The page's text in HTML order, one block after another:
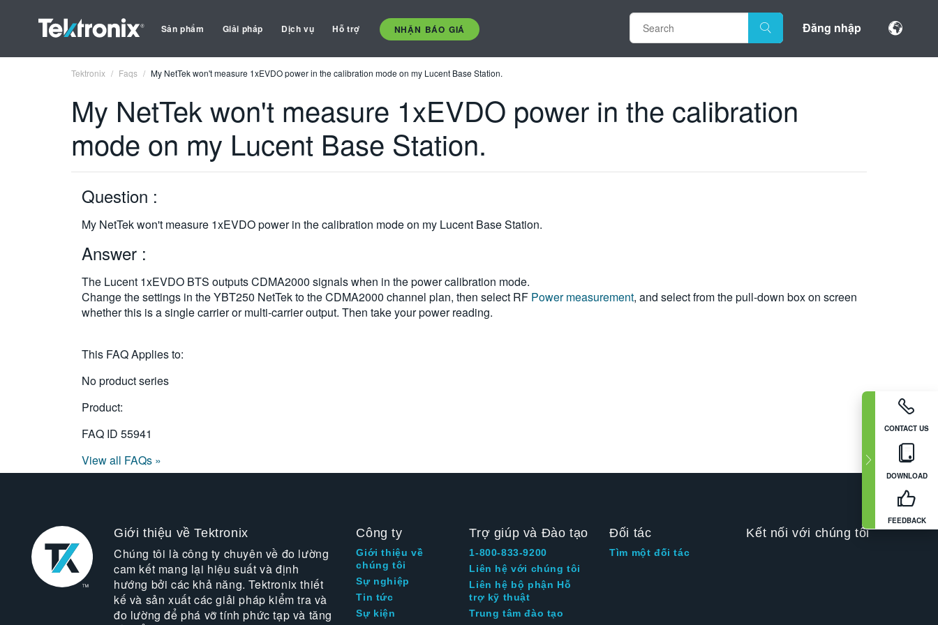
Sản phẩm Giải pháp Dịch vụ Hỗ trợ NHẬN BÁO GIÁ Đăng nhập
CONTACT US
DOWNLOAD
FEEDBACK
Tektronix Faqs My NetTek won't measure 1xEVDO power in the calibration mode on my Lucent Base Station.
My NetTek won't measure 1xEVDO power in the calibration
mode on my Lucent Base Station.
Question :
My NetTek won't measure 1xEVDO power in the calibration mode on my Lucent Base Station.
Answer :
The Lucent 1xEVDO BTS outputs CDMA2000 signals when in the power calibration mode.
Change the settings in the YBT250 NetTek to the CDMA2000 channel plan, then select RF Power measurement, and select from the pull-down box on screen
whether this is a single carrier or multi-carrier output. Then take your power reading.
This FAQ Applies to:
No product series
Product:
FAQ ID 55941
View all FAQs »
Giới thiệu về Tektronix
Chúng tôi là công ty chuyên về đo lường
cam kết mang lại hiệu suất và định
hướng bởi các khả năng. Tektronix thiết
kế và sản xuất các giải pháp kiểm tra và
đo lường để phá vỡ tính phức tạp và tăng
Công ty
Giới thiệu về
chúng tôi
Sự nghiệp
Tin tức
Sự kiện
Trợ giúp và Đào tạo
1-800-833-9200
Liên hệ với chúng tôi
Liên hệ bộ phận Hỗ
trợ kỹ thuật
Trung tâm đào tạo
Đối tác
Tìm một đối tác
Kết nối với chúng tôi